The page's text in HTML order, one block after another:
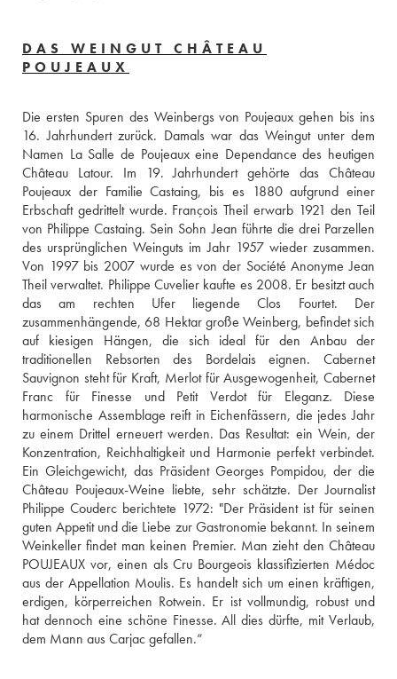
DAS WEINGUT CHÂTEAU
POUJEAUX
Die ersten Spuren des Weinbergs von Poujeaux gehen bis ins
16. Jahrhundert zurück. Damals war das Weingut unter dem
Namen La Salle de Poujeaux eine Dependance des heutigen
Château Latour. Im 19. Jahrhundert gehörte das Château
Poujeaux der Familie Castaing, bis es 1880 aufgrund einer
Erbschaft gedrittelt wurde. François Theil erwarb 1921 den Teil
von Philippe Castaing. Sein Sohn Jean führte die drei Parzellen
des ursprünglichen Weinguts im Jahr 1957 wieder zusammen.
Von 1997 bis 2007 wurde es von der Société Anonyme Jean
Theil verwaltet. Philippe Cuvelier kaufte es 2008. Er besitzt auch
das am rechten Ufer liegende Clos Fourtet. Der
zusammenhängende, 68 Hektar große Weinberg, befindet sich
auf kiesigen Hängen, die sich ideal für den Anbau der
traditionellen Rebsorten des Bordelais eignen. Cabernet
Sauvignon steht für Kraft, Merlot für Ausgewogenheit, Cabernet
Franc für Finesse und Petit Verdot für Eleganz. Diese
harmonische Assemblage reift in Eichenfässern, die jedes Jahr
zu einem Drittel erneuert werden. Das Resultat: ein Wein, der
Konzentration, Reichhaltigkeit und Harmonie perfekt verbindet.
Ein Gleichgewicht, das Präsident Georges Pompidou, der die
Château Poujeaux-Weine liebte, sehr schätzte. Der Journalist
Philippe Couderc berichtete 1972: "Der Präsident ist für seinen
guten Appetit und die Liebe zur Gastronomie bekannt. In seinem
Weinkeller findet man keinen Premier. Man zieht den Château
POUJEAUX vor, einen als Cru Bourgeois klassifizierten Médoc
aus der Appellation Moulis. Es handelt sich um einen kräftigen,
erdigen, körperreichen Rotwein. Er ist vollmundig, robust und
hat dennoch eine schöne Finesse. All dies dürfte, mit Verlaub,
dem Mann aus Carjac gefallen.“